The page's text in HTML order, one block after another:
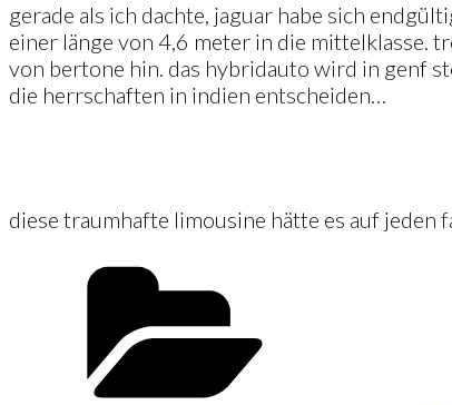
gerade als ich dachte, jaguar habe sich
einer länge von 4,6 meter in die mittelklasse.
von bertone hin. das hybridauto wird in genf
die herrschaften in indien entscheiden…
diese traumhafte limousine hätte es auf